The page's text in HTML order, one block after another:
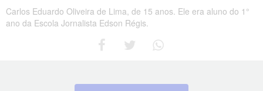
Carlos Eduardo Oliveira de Lima, de 15 anos. Ele era aluno do 1°
ano da Escola Jornalista Edson Régis.